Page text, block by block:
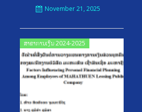
November 21, 2025
ສາຂາການເງິນ 2024-2025
Posted
on